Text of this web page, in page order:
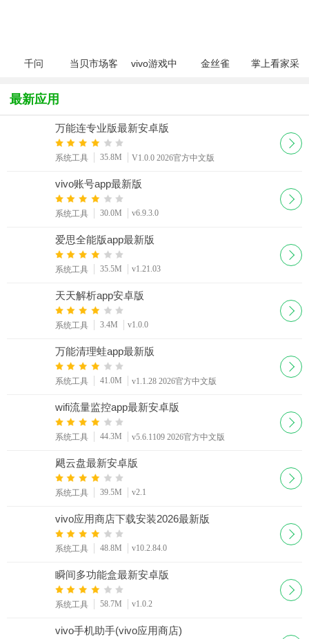
千问
当贝市场客
vivo游戏中
金丝雀
掌上看家采
最新应用
万能连专业版最新安卓版
系统工具 35.8M V1.0.0 2026官方中文版
vivo账号app最新版
系统工具 30.0M v6.9.3.0
爱思全能版app最新版
系统工具 35.5M v1.21.03
天天解析app安卓版
系统工具 3.4M v1.0.0
万能清理蛙app最新版
系统工具 41.0M v1.1.28 2026官方中文版
wifi流量监控app最新安卓版
系统工具 44.3M v5.6.1109 2026官方中文版
飓云盘最新安卓版
系统工具 39.5M v2.1
vivo应用商店下载安装2026最新版
系统工具 48.8M v10.2.84.0
瞬间多功能盒最新安卓版
系统工具 58.7M v1.0.2
vivo手机助手(vivo应用商店)